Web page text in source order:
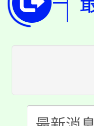
田徑
桃園
半價
者。
份教
大溪
淨零
會
115年